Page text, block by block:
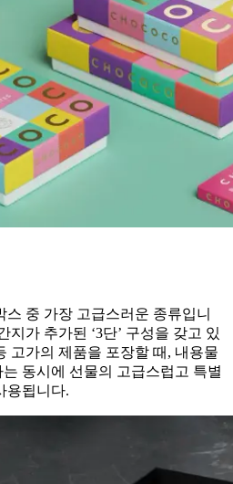
스 중 가장 고급스러운 종류입니
지가 추가된 ‘3단’ 구성을 갖고 있
고가의 제품을 포장할 때, 내용물
동시에 선물의 고급스럽고 특별
용됩니다.